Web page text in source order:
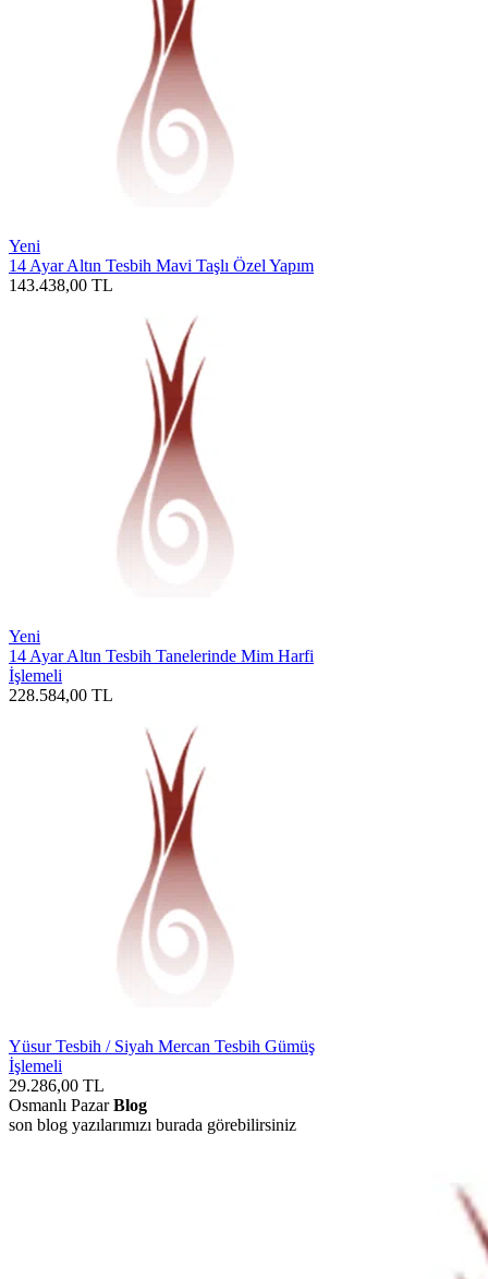
Yeni
14 Ayar Altın Tesbih Mavi Taşlı Özel Yapım
143.438,00 TL
Yeni
14 Ayar Altın Tesbih Tanelerinde Mim Harfi
İşlemeli
228.584,00 TL
Yüsur Tesbih / Siyah Mercan Tesbih Gümüş
İşlemeli
29.286,00 TL
Osmanlı PazarBlog
son blog yazılarımızı burada görebilirsiniz